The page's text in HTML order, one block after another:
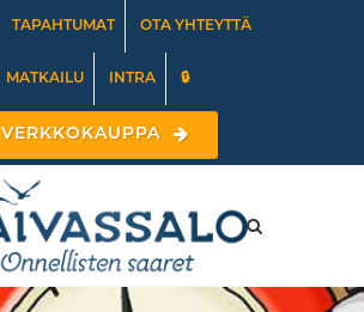
TAPAHTUMAT OTA YHTEYTTÄ
MATKAILU INTRA 🔒
VERKKOKAUPPA